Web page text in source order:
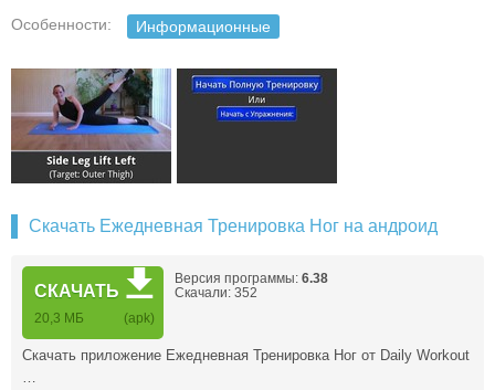
Особенности: Информационные
Скачать Ежедневная Тренировка Ног на андроид
СКАЧАТЬ
20,3 МБ (apk)
Версия программы: 6.38
Скачали: 352
Скачать приложение Ежедневная Тренировка Ног от Daily Workout
…